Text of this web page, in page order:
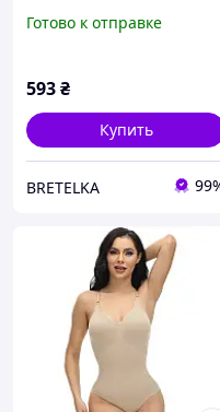
Готово к отправке
593₴
Купить
BRETELKA